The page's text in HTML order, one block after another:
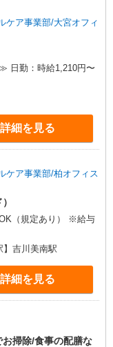
ケア事業部/大宮オフィ
日勤：時給1,210円〜
詳細を見る
ケア事業部/柏オフィス
定あり） ※給与
】吉川美南駅
詳細を見る
掃除/食事の配膳な